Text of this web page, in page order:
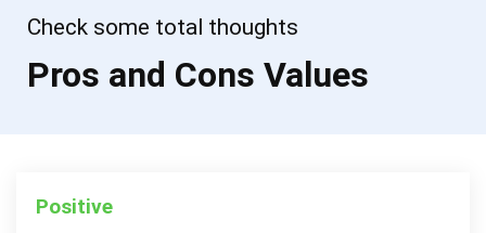
Check some total thoughts
Pros and Cons Values
Positive